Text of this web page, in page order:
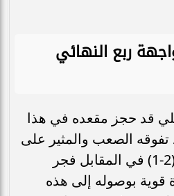
ربع النهائي
قد حجز مقعده في هذا
تفوقه الصعب والمثير على
منتخب اليابان بنتيجة (2-1) في المقابل فجر
قوية بوصوله إلى هذه